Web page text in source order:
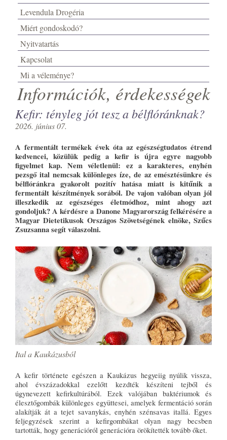
Levendula Drogéria
Miért gondoskodó?
Nyitvatartás
Kapcsolat
Mi a véleménye?
Információk, érdekességek
Kefir: tényleg jót tesz a bélflóránknak?
2026. június 07.
A fermentált termékek évek óta az egészségtudatos étrend
kedvencei, közülük pedig a kefir is újra egyre nagyobb
figyelmet kap. Nem véletlenül: ez a karakteres, enyhén
pezsgő ital nemcsak különleges íze, de az emésztésünkre és
bélflóránkra gyakorolt pozitív hatása miatt is kitűnik a
fermentált készítmények sorából. De vajon valóban olyan jól
illeszkedik az egészséges életmódhoz, mint ahogy azt
gondoljuk? A kérdésre a Danone Magyarország felkérésére a
Magyar Dietetikusok Országos Szövetségének elnöke, Szűcs
Zsuzsanna segít válaszolni.
Ital a Kaukázusból
A kefir története egészen a Kaukázus hegyeiig nyúlik vissza,
ahol évszázadokkal ezelőtt kezdték készíteni tejből és
úgynevezett kefirkultúrából. Ezek valójában baktériumok és
élesztőgombák különleges együttesei, amelyek fermentáció során
alakítják át a tejet savanykás, enyhén szénsavas itallá. Egyes
feljegyzések szerint a kefirgombákat olyan nagy becsben
tartották, hogy generációról generációra örökítették tovább őket.